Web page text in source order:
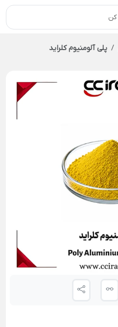
پلی آلومنیوم کلراید